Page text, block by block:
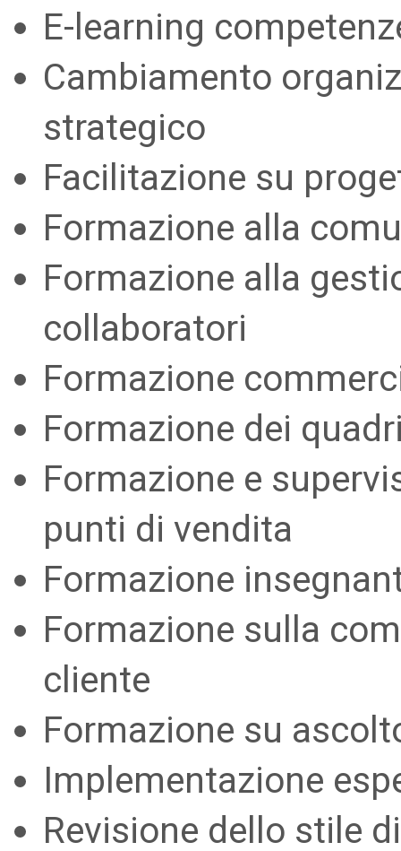
E-learning
Cambiamento
strategico
Facilitazione su
Formazione alla
Formazione alla
collaboratori
Formazione
Formazione dei
Formazione e
punti di vendita
Formazione
Formazione sulla
cliente
Formazione su
Implementazione
Revisione dello stile